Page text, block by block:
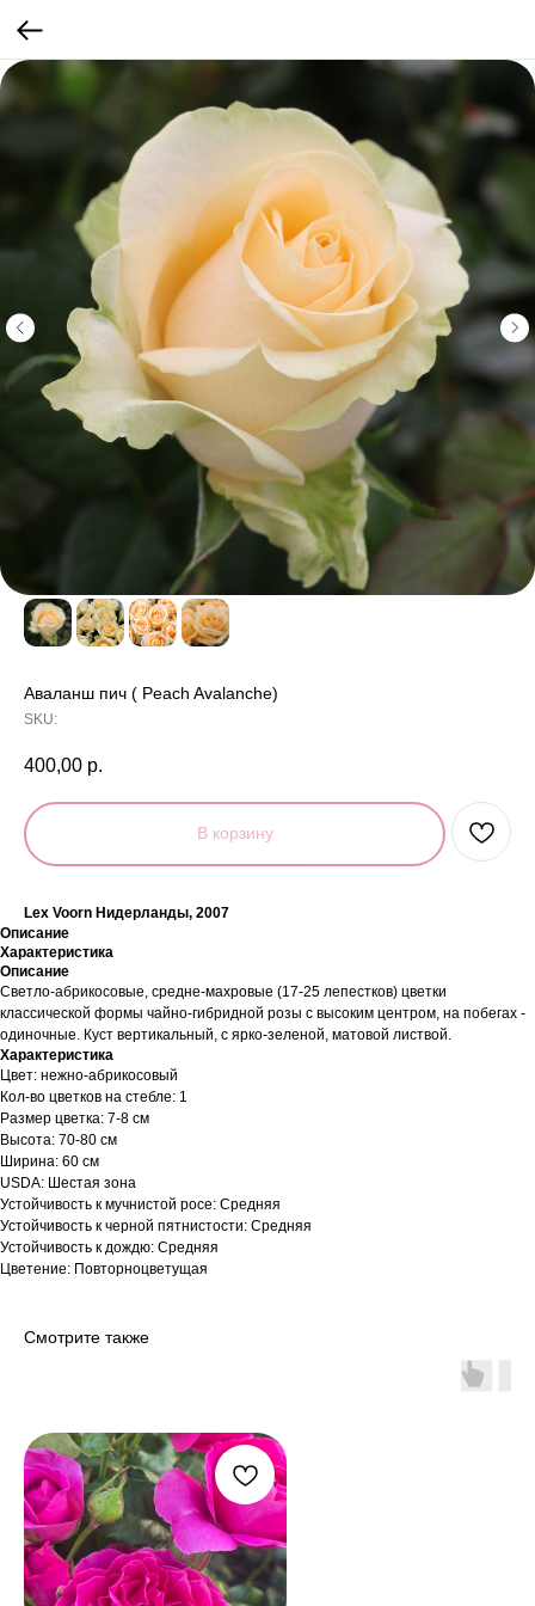
Аваланш пич ( Peach Avalanche)
SKU:
400,00 р.
В корзину
Lex Voorn Нидерланды, 2007
Описание
Характеристика
Описание
Светло-абрикосовые, средне-махровые (17-25 лепестков) цветки
классической формы чайно-гибридной розы с высоким центром, на побегах -
одиночные. Куст вертикальный, с ярко-зеленой, матовой листвой.
Характеристика
Цвет: нежно-абрикосовый
Кол-во цветков на стебле: 1
Размер цветка: 7-8 см
Высота: 70-80 см
Ширина: 60 см
USDA: Шестая зона
Устойчивость к мучнистой росе: Средняя
Устойчивость к черной пятнистости: Средняя
Устойчивость к дождю: Средняя
Цветение: Повторноцветущая
Смотрите также